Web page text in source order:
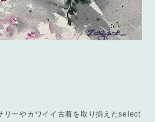
ーやカワイイ古着を取り揃えたselect